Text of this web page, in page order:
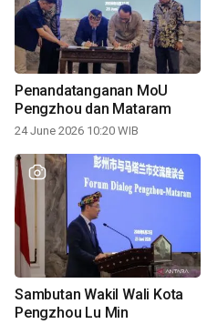
Penandatanganan MoU
Pengzhou dan Mataram
24 June 2026 10:20 WIB
Sambutan Wakil Wali Kota
Pengzhou Lu Min